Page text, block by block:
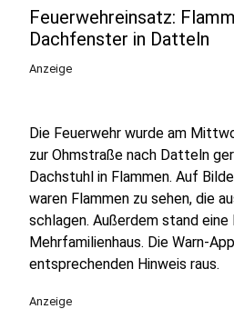
Feuerwehreinsatz:
Dachfenster in Datteln
Anzeige
Die Feuerwehr wurde am
zur Ohmstraße nach Datteln
Dachstuhl in Flammen. Auf
waren Flammen zu sehen, die
schlagen. Außerdem stand eine
Mehrfamilienhaus. Die Warn-
entsprechenden Hinweis raus.
Anzeige